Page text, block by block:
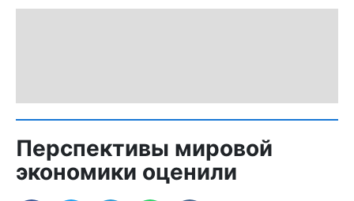
Перспективы мировой
экономики оценили